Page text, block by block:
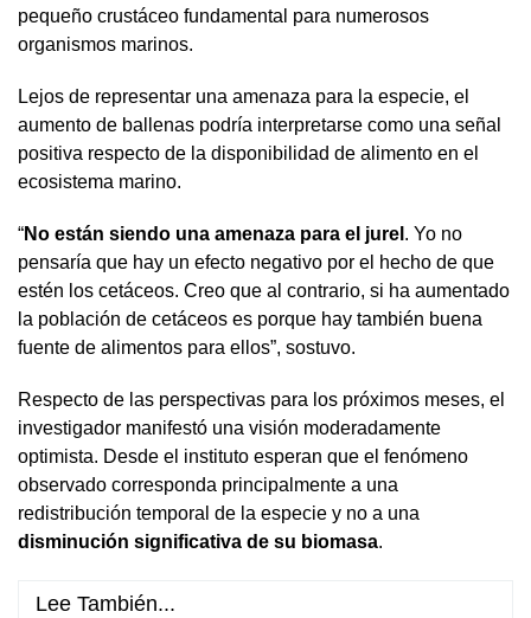
pequeño crustáceo fundamental para numerosos
organismos marinos.
Lejos de representar una amenaza para la especie, el
aumento de ballenas podría interpretarse como una señal
positiva respecto de la disponibilidad de alimento en el
ecosistema marino.
“No están siendo una amenaza para el jurel . Yo no
pensaría que hay un efecto negativo por el hecho de que
estén los cetáceos. Creo que al contrario, si ha aumentado
la población de cetáceos es porque hay también buena
fuente de alimentos para ellos”, sostuvo.
Respecto de las perspectivas para los próximos meses, el
investigador manifestó una visión moderadamente
optimista. Desde el instituto esperan que el fenómeno
observado corresponda principalmente a una
redistribución temporal de la especie y no a una
disminución significativa de su biomasa.
Lee También...